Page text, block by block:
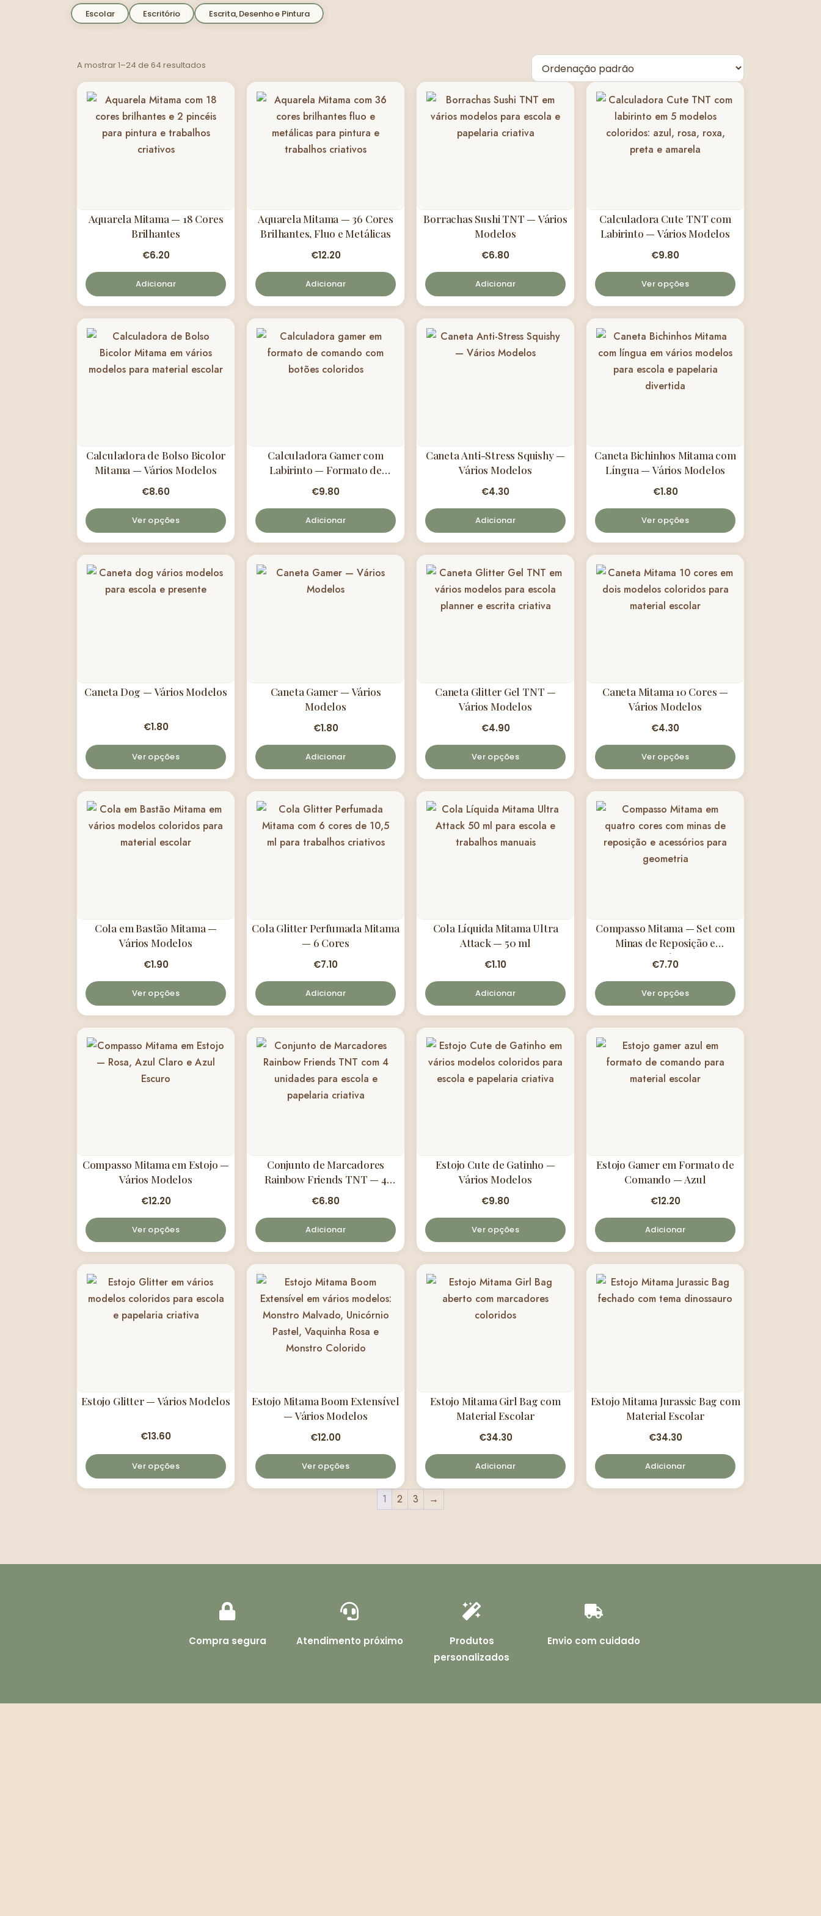
Escolar Escritório Escrita, Desenho e Pintura
A mostrar 1–24 de 64 resultados
Aquarela Mitama — 18 Cores
Brilhantes
€6.20
Adicionar
Aquarela Mitama — 36 Cores
Brilhantes, Fluo e Metálicas
€12.20
Adicionar
Borrachas Sushi TNT — Vários
Modelos
€6.80
Adicionar
Calculadora Cute TNT com
Labirinto — Vários Modelos
€9.80
Ver opções
Calculadora de Bolso Bicolor
Mitama — Vários Modelos
€8.60
Ver opções
Calculadora Gamer com
Labirinto — Formato de
Comando
€9.80
Adicionar
Caneta Anti-Stress Squishy —
Vários Modelos
€4.30
Adicionar
Caneta Bichinhos Mitama com
Língua — Vários Modelos
€1.80
Ver opções
Caneta Dog — Vários Modelos
€1.80
Ver opções
Caneta Gamer — Vários
Modelos
€1.80
Adicionar
Caneta Glitter Gel TNT —
Vários Modelos
€4.90
Ver opções
Caneta Mitama 10 Cores —
Vários Modelos
€4.30
Ver opções
Cola em Bastão Mitama —
Vários Modelos
€1.90
Ver opções
Cola Glitter Perfumada Mitama
— 6 Cores
€7.10
Adicionar
Cola Líquida Mitama Ultra
Attack — 50 ml
€1.10
Adicionar
Compasso Mitama — Set com
Minas de Reposição e
Acessórios
€7.70
Ver opções
Compasso Mitama em Estojo —
Vários Modelos
€12.20
Ver opções
Conjunto de Marcadores
Rainbow Friends TNT — 4
Unidades
€6.80
Adicionar
Estojo Cute de Gatinho —
Vários Modelos
€9.80
Ver opções
Estojo Gamer em Formato de
Comando — Azul
€12.20
Adicionar
Estojo Glitter — Vários Modelos
€13.60
Ver opções
Estojo Mitama Boom Extensível
— Vários Modelos
€12.00
Ver opções
Estojo Mitama Girl Bag com
Material Escolar
€34.30
Adicionar
Estojo Mitama Jurassic Bag com
Material Escolar
€34.30
Adicionar
1 2 3 →
Compra segura Atendimento próximo
Produtos
personalizados
Envio com cuidado